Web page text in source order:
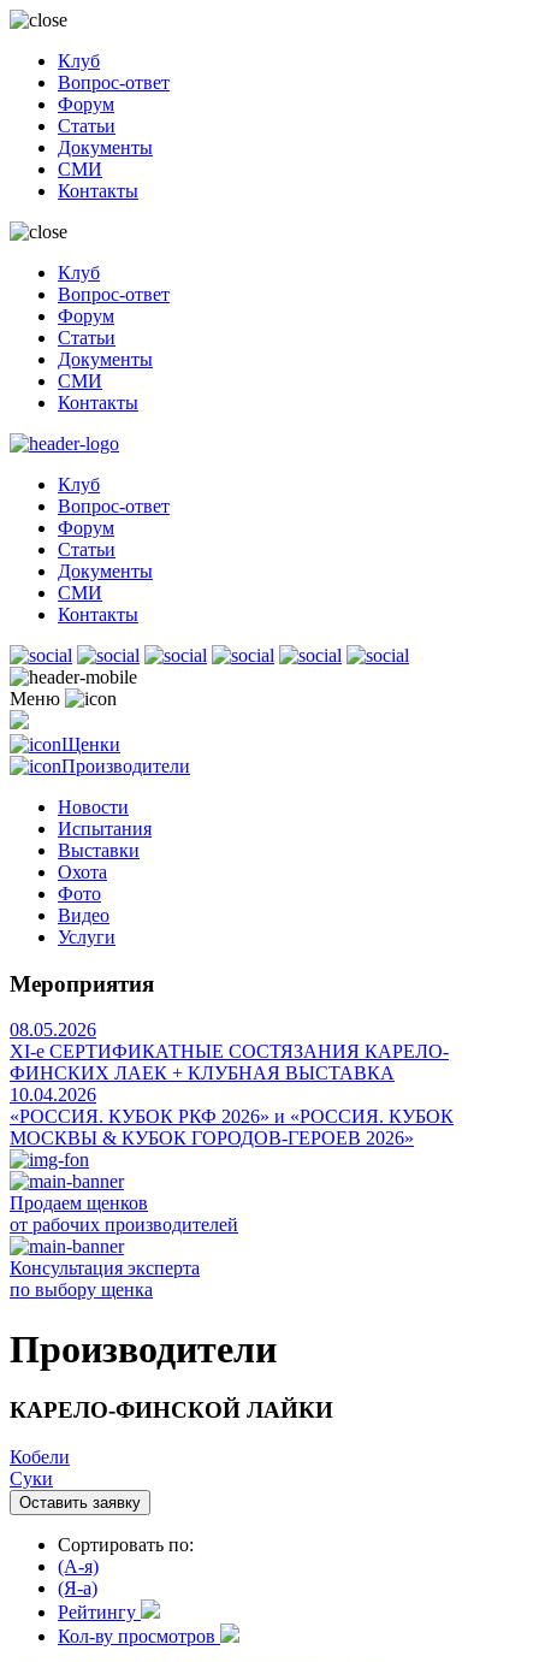
Клуб
Вопрос-ответ
Форум
Статьи
Документы
СМИ
Контакты
Клуб
Вопрос-ответ
Форум
Статьи
Документы
СМИ
Контакты
Клуб
Вопрос-ответ
Форум
Статьи
Документы
СМИ
Контакты
Меню
Щенки
Производители
Новости
Испытания
Выставки
Охота
Фото
Видео
Услуги
Мероприятия
08.05.2026
ХI-е СЕРТИФИКАТНЫЕ СОСТЯЗАНИЯ КАРЕЛО-
ФИНСКИХ ЛАЕК + КЛУБНАЯ ВЫСТАВКА
10.04.2026
«РОССИЯ. КУБОК РКФ 2026» и «РОССИЯ. КУБОК
МОСКВЫ & КУБОК ГОРОДОВ-ГЕРОЕВ 2026»
Продаем щенков
от рабочих производителей
Консультация эксперта
по выбору щенка
Производители
КАРЕЛО-ФИНСКОЙ ЛАЙКИ
Кобели
Суки
Оставить заявку
Сортировать по:
(A-я)
(Я-а)
Рейтингу
Кол-ву просмотров